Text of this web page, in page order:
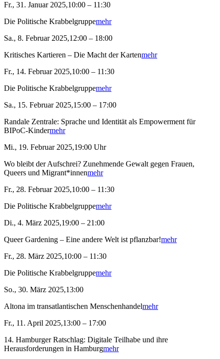
Fr., 31. Januar 2025,10:00 – 11:30
Die Politische Krabbelgruppemehr
Sa., 8. Februar 2025,12:00 – 18:00
Kritisches Kartieren – Die Macht der Kartenmehr
Fr., 14. Februar 2025,10:00 – 11:30
Die Politische Krabbelgruppemehr
Sa., 15. Februar 2025,15:00 – 17:00
Randale Zentrale: Sprache und Identität als Empowerment für
BIPoC-Kindermehr
Mi., 19. Februar 2025,19:00 Uhr
Wo bleibt der Aufschrei? Zunehmende Gewalt gegen Frauen,
Queers und Migrant*innenmehr
Fr., 28. Februar 2025,10:00 – 11:30
Die Politische Krabbelgruppemehr
Di., 4. März 2025,19:00 – 21:00
Queer Gardening – Eine andere Welt ist pflanzbar!mehr
Fr., 28. März 2025,10:00 – 11:30
Die Politische Krabbelgruppemehr
So., 30. März 2025,13:00
Altona im transatlantischen Menschenhandelmehr
Fr., 11. April 2025,13:00 – 17:00
14. Hamburger Ratschlag: Digitale Teilhabe und ihre
Herausforderungen in Hamburgmehr